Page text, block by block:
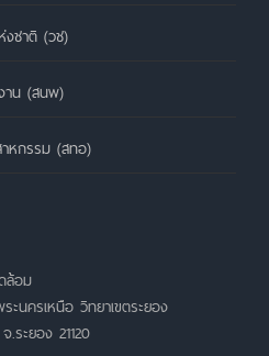
งชาติ (วช)
าน (สนพ)
หกรรม (สทอ)
ล้อม
ะนครเหนือ วิทยาเขตระยอง
ระยอง 21120